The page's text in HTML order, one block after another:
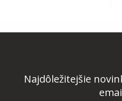
Najdôležitejšie